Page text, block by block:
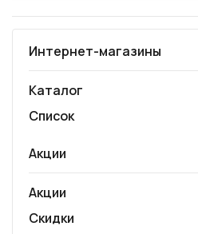
Интернет-магазины
Каталог
Список
Акции
Акции
Скидки